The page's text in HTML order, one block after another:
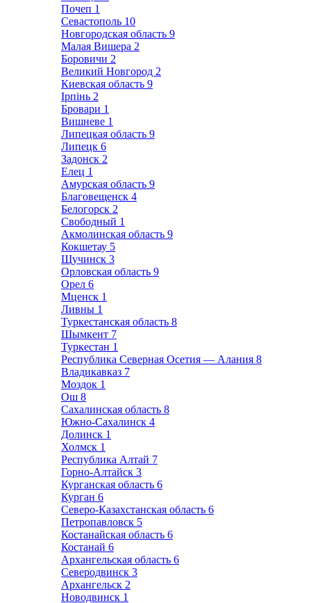
Почеп 1
Севастополь 10
Новгородская область 9
Малая Вишера 2
Боровичи 2
Великий Новгород 2
Киевская область 9
Ірпінь 2
Бровари 1
Вишневе 1
Липецкая область 9
Липецк 6
Задонск 2
Елец 1
Амурская область 9
Благовещенск 4
Белогорск 2
Свободный 1
Акмолинская область 9
Кокшетау 5
Щучинск 3
Орловская область 9
Орел 6
Мценск 1
Ливны 1
Туркестанская область 8
Шымкент 7
Туркестан 1
Республика Северная Осетия — Алания 8
Владикавказ 7
Моздок 1
Ош 8
Сахалинская область 8
Южно-Сахалинск 4
Долинск 1
Холмск 1
Республика Алтай 7
Горно-Алтайск 3
Курганская область 6
Курган 6
Северо-Казахстанская область 6
Петропавловск 5
Костанайская область 6
Костанай 6
Архангельская область 6
Северодвинск 3
Архангельск 2
Новодвинск 1